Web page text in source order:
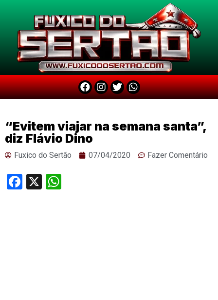
“Evitem viajar na semana santa”,
diz Flávio Dino
Fuxico do Sertão 07/04/2020 Fazer Comentário
Facebook
X